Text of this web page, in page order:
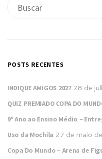
POSTS RECENTES
INDIQUE AMIGOS 2027 28 de
QUIZ PREMIADO COPA DO
9º Ano ao Ensino Médio –
Uso da Mochila 27 de maio
Copa Do Mundo – Arena de